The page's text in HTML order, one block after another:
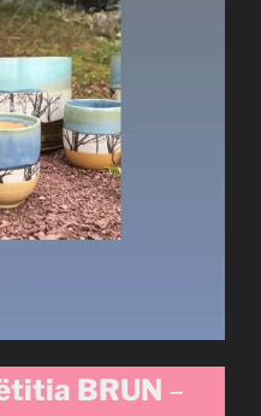
BRUN –